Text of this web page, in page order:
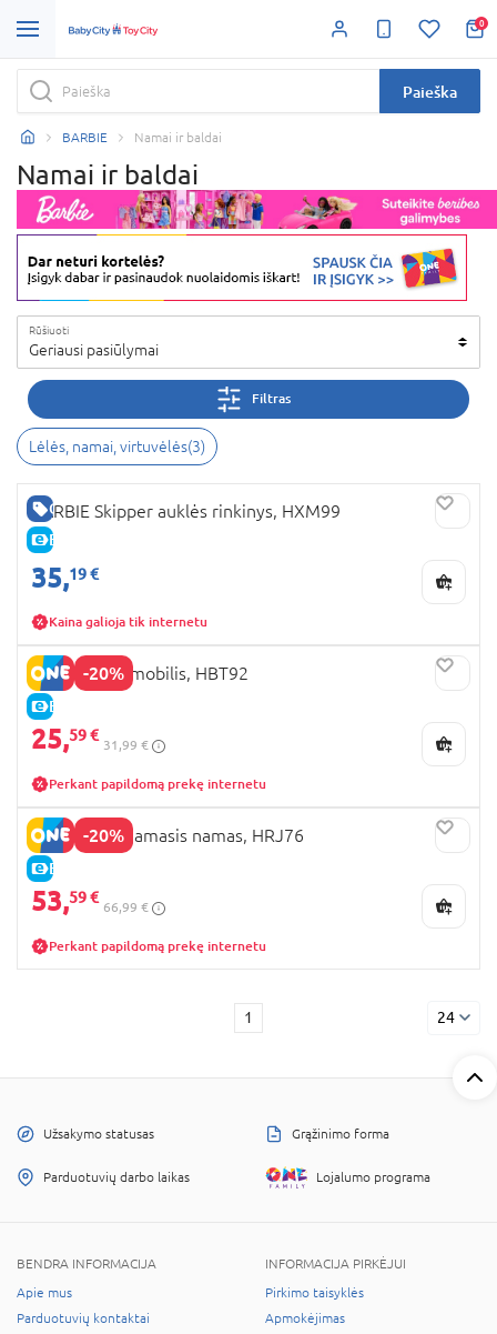
0
Paieška
BARBIE Namai ir baldai
Namai ir baldai
Rūšiuoti
Geriausi pasiūlymai
Filtras
Lėlės, namai, virtuvėlės(3)
GERA KAINA
E-KAINA
BARBIE Skipper auklės rinkinys, HXM99
35,19 €
Kaina galioja tik internetu
-20%
E-KAINA
BARBIE automobilis, HBT92
25,59 €
31,99 €
Perkant papildomą prekę internetu
-20%
E-KAINA
BARBIE miegamasis namas, HRJ76
53,59 €
66,99 €
Perkant papildomą prekę internetu
1 24
Užsakymo statusas Grąžinimo forma
Parduotuvių darbo laikas Lojalumo programa
BENDRA INFORMACIJA
Apie mus
Parduotuvių kontaktai
INFORMACIJA PIRKĖJUI
Pirkimo taisyklės
Apmokėjimas